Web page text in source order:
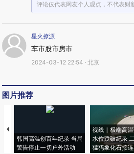
评论仅代表网友个人观点，不代表财
星火撩源
车市股市房市
2024-03-12 22:54 · 北京
图片推荐
韩国高温创百年纪录 当局
警告停止一切户外活动
视线｜极端高
水位跌破纪录
猛犸象化石接